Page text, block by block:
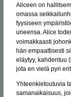
Aliceen on
omassa
fyysiseen
uneensa. Alice
voimakkaasti
hän empaattisesti
eläytyy, kahdentuu
jota en vielä pyri
Yhteenkietoutuvia
samanaikaisuus,